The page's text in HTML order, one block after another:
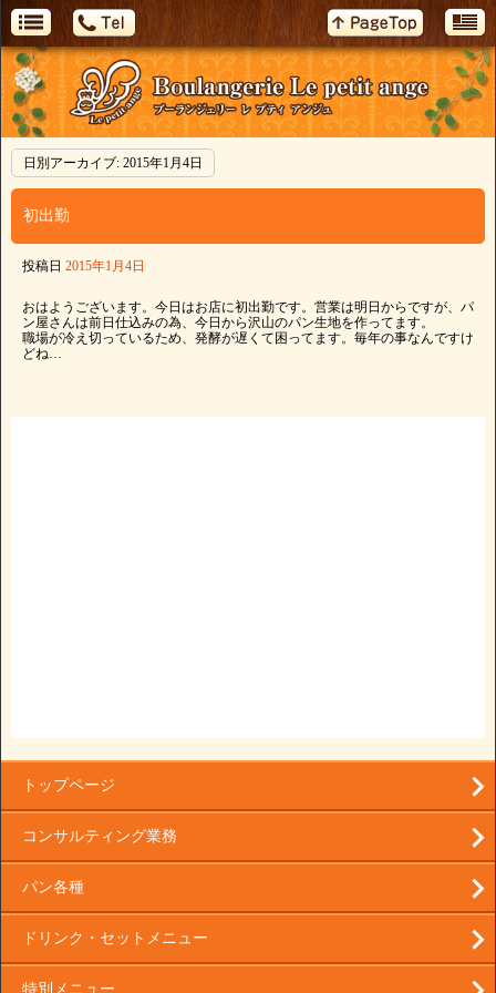
日別アーカイブ: 2015年1月4日
初出勤
投稿日 2015年1月4日
おはようございます。今日はお店に初出勤です。営業は明日からですが、パ
ン屋さんは前日仕込みの為、今日から沢山のパン生地を作ってます。
職場が冷え切っているため、発酵が遅くて困ってます。毎年の事なんですけ
どね…
トップページ
コンサルティング業務
パン各種
ドリンク・セットメニュー
特別メニュー